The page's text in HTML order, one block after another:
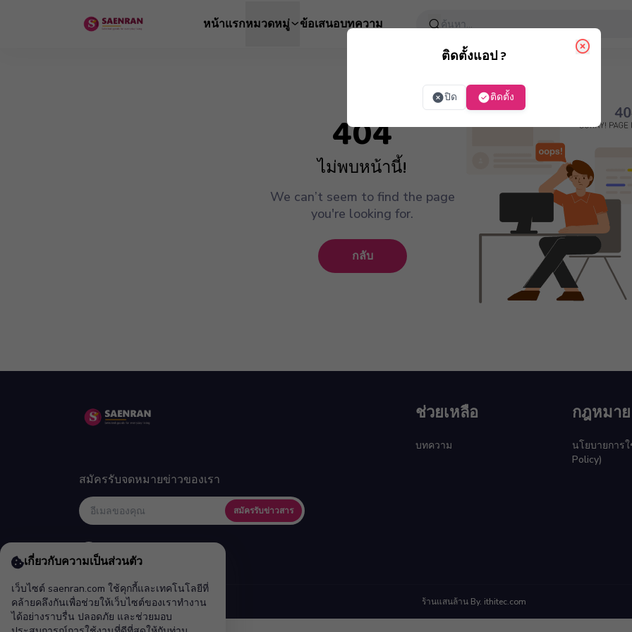
หน้าแรกหมวดหมู่ ข้อเสนอบทความ
ติดตั้งแอป ?
ปิด ติดตั้ง
404
ไม่พบหน้านี้!
We can’t seem to find the page
you're looking for.
กลับ
เกี่ยวกับความเป็นส่วนตัว
เว็บไซต์ saenran.com ใช้คุกกี้และเทคโนโลยีที่
คล้ายคลึงกันเพื่อช่วยให้เว็บไซต์ของเราทำงาน
ได้อย่างราบรื่น ปลอดภัย และช่วยมอบ
สมัครรับจดหมายข่าวของเรา
สมัครรับข่าวสาร
ช่วยเหลือ
บทความ
กฎหมาย
นโยบายการ
Policy)
ร้านแสนล้าน By. ithitec.com